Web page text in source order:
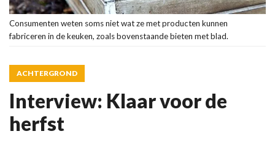
Consumenten weten soms niet wat ze met producten kunnen
fabriceren in de keuken, zoals bovenstaande bieten met blad.
ACHTERGROND
Interview: Klaar voor de
herfst